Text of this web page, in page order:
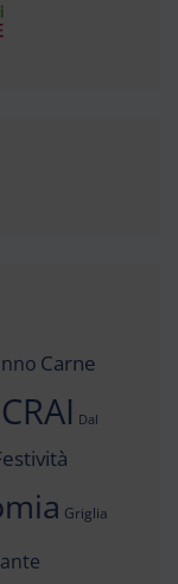
Carne
CRAI Dal
Griglia